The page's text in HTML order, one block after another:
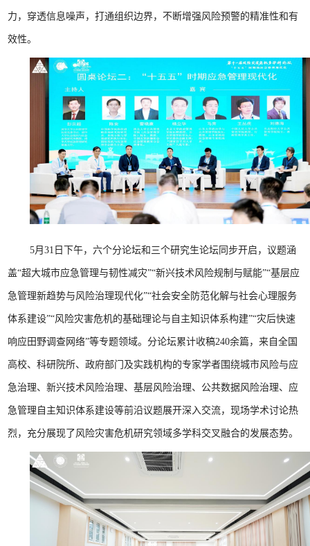
力，穿透信息噪声，打通组织边界，不断增强风险预警的精准性和有
效性。
5月31日下午，六个分论坛和三个研究生论坛同步开启，议题涵
盖“超大城市应急管理与韧性减灾”“新兴技术风险规制与赋能”“基层应
急管理新趋势与风险治理现代化”“社会安全防范化解与社会心理服务
体系建设”“风险灾害危机的基础理论与自主知识体系构建”“灾后快速
响应田野调查网络”等专题领域。分论坛累计收稿240余篇，来自全国
高校、科研院所、政府部门及实践机构的专家学者围绕城市风险与应
急治理、新兴技术风险治理、基层风险治理、公共数据风险治理、应
急管理自主知识体系建设等前沿议题展开深入交流，现场学术讨论热
烈，充分展现了风险灾害危机研究领域多学科交叉融合的发展态势。